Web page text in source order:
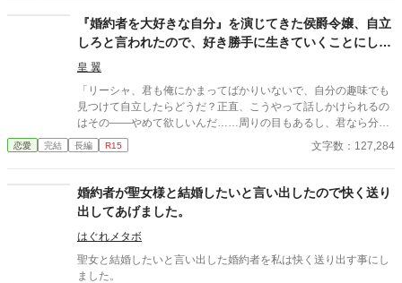
つ上級魔物が、王国北部に襲来する。 ユリアナは全力を尽くした
ものの、多くの犠牲を出してしまった。 ユリアナはその責任を押
し付けられ、大聖女の称号を剥奪される。リッドからの婚約破棄
に加え、王都からの追放を命じられた。 それから一年。ユリアナ
はユーリと名を改め、顔を隠し、新たな職に就いていた。
『婚約者を大好きな自分』を演じてきた侯爵令嬢、自立
しろと言われたので、好き勝手に生きていくことにしま
した
皇 翼
「リーシャ、君も俺にかまってばかりいないで、自分の趣味でも
見つけて自立したらどうだ？正直、こうやって話しかけられるの
はその――やめて欲しいんだ……周りの目もあるし、君なら分か
るだろう？」 頭を急に鈍器で殴られたような感覚に陥る一言だっ
た。 彼がチラリと見るのは周囲。2学年上の彼の教室の前であっ
生は一変した――。 ＊＊＊＊＊＊ ※タイトル少し変えました。
・暫く書いていなかったらかなり文体が変わってしまったので、
書き直ししています。 ・トラブル回避のため、完結まで感想欄は
開きません。
恋愛 完結 長編 R15 文字数：127,284
婚約者が聖女様と結婚したいと言い出したので快く送り
出してあげました。
はぐれメタボ
聖女と結婚したいと言い出した婚約者を私は快く送り出す事にし
ました。